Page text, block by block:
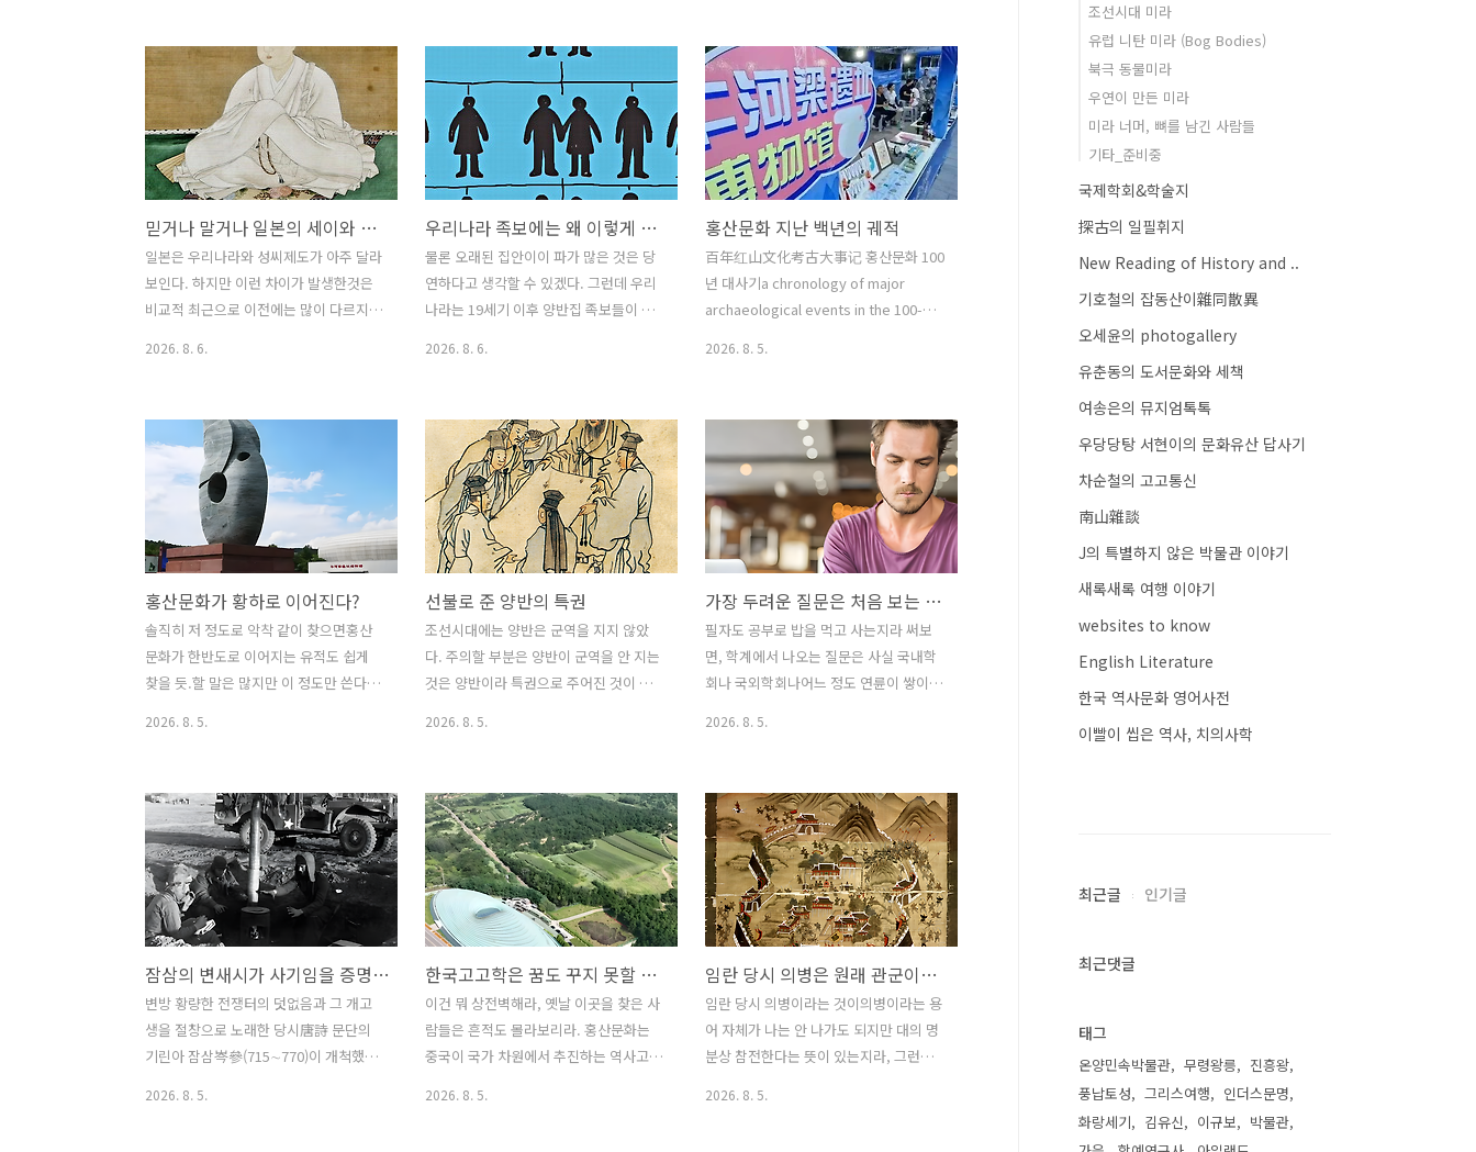
일이다.무덤은 귀신이 사는 집이다.그런
귀신을 축출하는 음식을 제수로 놓을 수
는 없는 법이다.따라서 저런 제수로 들어
간 복숭아는 축귀逐鬼가 아니라 실은 천
신薦新이다.시절에 맞는 음식 과일이라
해서 귀신한테 드셔보시라 바친 것이지
어찌 귀신 방축放逐이겠는가?비슷한 맥
락으로 팥죽이 있다.팥죽 제사상 올리는
일 봤는가?비름빡에 동지에 바르는 이유
는 팥죽이 귀신을 좇아내는 기운이 있다
보기 때문이다.물론 복숭아가 지닌 단단
귀로서의 복숭아..
사정에서 두어 가지 당부한다.첫째 복숭
아랑 살구는 육안 구분이 쉽지 않다.저걸
복숭아씨로 판정한 근거가 궁금하다.고고
학 눈대중 판정이 아닌가 싶기도 한데 더
욱 정밀한 분석에 기초한 확정이 있어야
한다.둘째 과수인가 씨인가?이걸 한국고
고학도들은 한치 의심도 하지 않는데 흔
히 복숭아라 하면 삼천갑자 동방삭을 떠
올리며 천도복숭아 운운하나 천만에.복숭
아나 살구는 씨 형태로도 소비됐으니 그
씨를 행인杏仁이라 하거니와 그 자체 약
구멍이 뽕뽕 뚫린 살구..
해야 하는데 아직도 '丸恩天造'다.올바른
판독은 '雲住寺瓦 恩天造, 弘治八年'이
다.즉. 운주사와 은천조. 운주사의 기와를
'은천'이 만들다.아직도 '丸恩天造'라고
우기는 사람들은 아마도 경내 탑이나 석
불과 연계지으려는 무모한 시도를 하고
있는데 사진 1과 2는 모두 부석사에서 출
토된 명문와편이다.'...瓦造..', ' 浮石寺
瓦草房'운주사 출토 명문기와와 부석사
출토 명문와편을 잘 비교해 보라고 사진
을 올렸다.더이상 판독오류를 고집하지말
믿거나 말거나 일본의 세이와 겐지, 간무 헤이시
일본은 우리나라와 성씨제도가 아주 달라
보인다. 하지만 이런 차이가 발생한것은
비교적 최근으로 이전에는 많이 다르지
이 갈려나왔다고 설명한다. 예를 들어 가
마쿠라 막부를 연 미나모토 요리토모, 무
로마치 막부를 연 아시카가 다카우지, 그
리고 에도 막부를 연 도쿠가와 이에야스,
모두 세이와 겐지의 후손임을 주장했다
(믿거나 말거나).그 외에 전국시대 무장
씨족들도 세이와 겐지의 후손임을 자칭한
종족들이 부지기수이다. 심지어는 세이와
겐지의 후손이 아니면 막부를 열수 없다
는 누가 이야기 했는지도 모르는 믿음까
지 더하여. 너도 나도 세이와 겐지의 후손
알수 없다..
2026. 8. 6.
우리나라 족보에는 왜 이렇게 파가 많을까?
물론 오래된 집안이이 파가 많은 것은 당
연하다고 생각할 수 있겠다. 그런데 우리
나라는 19세기 이후 양반집 족보들이 권
소략한 경우가 많다. 지금 수십 개 파가 존
재하는 집안도 17-18세기 족보를 보면 그
안에 파가 몇 개 없는 것을 알 수 있다. 그
리고 그 이후에 새로운 파가 유입되어 늘
어가기 시작하는 것이다. 우리는 흔히 족
보에 끼어들어올 때 개인이 족보를 사거
나 위조해서 들어오는 것만 생각하지만,
실제로 족보의 권질이 팽창하는 과정을
보면 이렇게 한두 명 끼어 들어오는 것보
다.거의 하나의 문중이라 할 만한 사람들
이 다른 집안 족보에 새로운 파로 끼어 들
2026. 8. 6.
홍산문화 지난 백년의 궤적
百年红山文化考古大事记 홍산문화 100
년 대사기a chronology of major
archaeological events in the 100-
닝성 후루다오시葫芦岛市 사곡둔 석굴
유적沙锅屯洞穴遗址을 발굴하고는 홍산
문화와 효허옌문화[소하연문화小河沿文
化] 유물을 발견하다.■ 1930년 겨울, 양
사영梁思永[앙계초 아들로 건축학자]이
치펑시赤峰市에서 홍산문화 채색도기를
수집하다.■ 1940년대, 통주천佟柱臣이
랴오닝성 차오양시朝阳市 뉴허량牛河梁
지역에서 홍산문화 채색도기를 수집하
다.■ 1940년대, 배문중裴文中이 사곡둔
沙锅屯과 홍산후红山后 유적이 만리장
2026. 8. 5.
홍산문화가 황하로 이어진다?
솔직히 저 정도로 악착 같이 찾으면홍산
문화가 한반도로 이어지는 유적도 쉽게
찾을 듯.할 말은 많지만 이 정도만 쓴다.
만큼 심각한 사안이다.첫째 해제인가 자
체 변환인가?둘째 해체라면 기후변화가
원인인가? 다른 원인이 있는가?셋째 그
해체가 맞다면 그 해체한 이후 분파는 모
름지기 하북쪽 중원 쪽으로만 가는가? 아
니면 동진해서 한반도로까지 영향을 미치
는가?넷째, 그 유전학적 골고고학적 성과
와 한반도 고인류 문제[신석기 이후]는 어
찌 되는가?다섯째 저 홍산문화 자체는 물
론이고 그에서 기원하는 잡곡문명은 어찌
되는가?저들이 지금의 중국문화는 지금
2026. 8. 5.
선불로 준 양반의 특권
조선시대에는 양반은 군역을 지지 않았
다. 주의할 부분은 양반이 군역을 안 지는
것은 양반이라 특권으로 주어진 것이 아
을 받아 봉직하니이것으로 군역은 퉁친다
는 의미가 강했다. 특히 유학 등 과거 급제
전의 양반 직역자들이 군역을 빠지는 것
은, 원래는 이들이 과거 준비를 할 수 있도
록 사족에게 배려하는 의미가 컸다는 뜻
이다. 그러던 것이 조선 후기가 되면서, 선
의를 반복하면 권리인 줄 안다고 했던가,
개꼬리가 몸통을 휘두른다고 원래는 사족
을 위한 배려였던 것이 사족의 권리가 되
고 더 나아가서는 군대를 빠져야 양반인
것으로 되어 버린 것이 바로 조선후기의
2026. 8. 5.
가장 두려운 질문은 처음 보는 사람에게서 나온다
필자도 공부로 밥을 먹고 사는지라 써보
면, 학계에서 나오는 질문은 사실 국내학
회나 국외학회나어느 정도 연륜이 쌓이면
람이 제정신이라면그 리뷰해서 고치라고
할 내용의 80-90프로는 이미 어느 정도
예측을 하고 보낸다. 왜냐. 질문이 뻔하기
때문이다. 어차피 한 주제로 죽도록 파는
사람들끼리 모이다 보면, 그 안에서 나오
는 질문이란 뻔한 까닭이다. 재미있는 것
은 학위심사를 할 때이다. 이때 우리나라
는 워낙 판이 좁다 보니, 학위 심사위원을
심사 받는 이의 연구 주제와는 조금 거리
가 있는 연구를 하는 분들을 모실 때가 있
는데, 정말 무서운 질문은 이런 양반들한
2026. 8. 5.
잠삼의 변새시가 사기임을 증명하는 한국전쟁 한 장면
변방 황량한 전쟁터의 덧없음과 그 개고
생을 절창으로 노래한 당시唐詩 문단의
기린아 잠삼岑參(715∼770)이 개척했다
2026. 8. 5.
한국고고학은 꿈도 꾸지 못할 홍산문화의 최첨단 우하량 유적 박물관[신화통신]
이건 뭐 상전벽해라, 옛날 이곳을 찾은 사
람들은 흔적도 몰라보리라. 홍산문화는
중국이 국가 차원에서 추진하는 역사고고
2026. 8. 5.
임란 당시 의병은 원래 관군이어야 하는 사람들
임란 당시 의병이라는 것이의병이라는 용
어 자체가 나는 안 나가도 되지만 대의 명
분상 참전한다는 뜻이 있는지라, 그런데
2026. 8. 5.
조선시대 미라
유럽 니탄 미라 (Bog Bodies)
북극 동물미라
우연이 만든 미라
미라 너머, 뼈를 남긴 사람들
기타_준비중
국제학회&학술지
探古의 일필휘지
New Reading of History and ..
기호철의 잡동산이雜同散異
오세윤의 photogallery
유춘동의 도서문화와 세책
여송은의 뮤지엄톡톡
우당당탕 서현이의 문화유산 답사기
차순철의 고고통신
南山雜談
J의 특별하지 않은 박물관 이야기
새록새록 여행 이야기
websites to know
English Literature
한국 역사문화 영어사전
이빨이 씹은 역사, 치의사학
최근글 인기글
최근댓글
태그
온양민속박물관 무령왕릉
진흥왕
풍납토성
그리스여행
인더스문명
화랑세기
김유신 이규보
박물관